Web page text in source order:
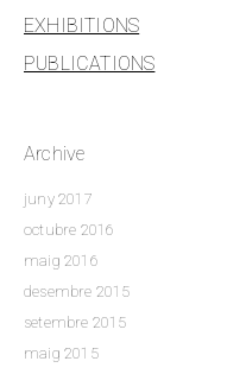
EXHIBITIONS
PUBLICATIONS
Archive
juny 2017
octubre 2016
maig 2016
desembre 2015
setembre 2015
maig 2015